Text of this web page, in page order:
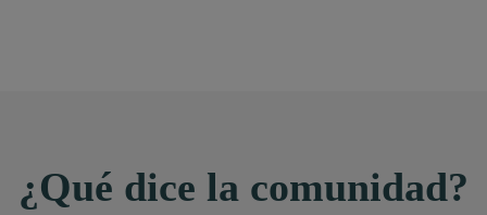
¿Qué dice la comunidad?